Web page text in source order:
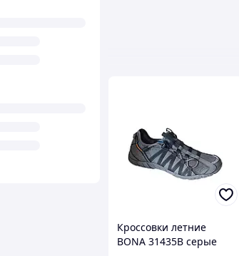
Кроссовки летние
BONA 31435B серые